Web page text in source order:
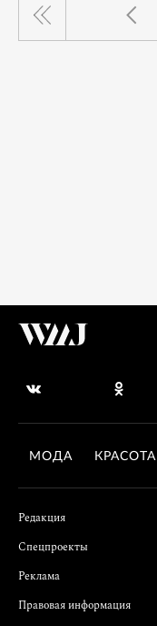
МОДА КРАСОТА
Редакция
Спецпроекты
Реклама
Правовая информация